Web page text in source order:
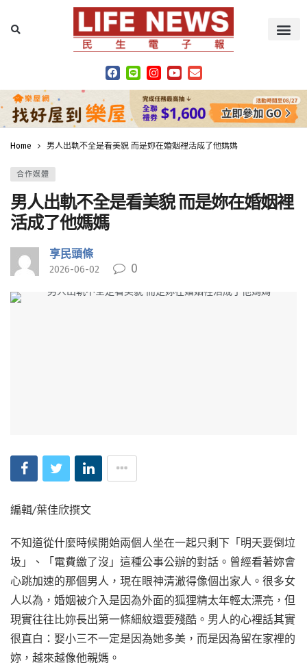
Home 男人出軌不全是看美貌 而是妳在婚姻裡活成了他媽媽
合作媒體
男人出軌不全是看美貌 而是妳在婚姻裡
活成了他媽媽
享民頭條
2026-06-02 0
編輯/葉佳欣撰文
不知道從什麼時候開始兩個人坐在一起只剩下「明天要倒垃
圾」、「電費繳了沒」這種公事公辦的對話。曾經看著妳會
心跳加速的那個男人，現在眼神清澈得像個出家人。很多女
人以為，婚姻被介入是因為外面的狐狸精太年輕太漂亮，但
現實往往比妳長出第一條細紋還要殘酷。男人的心裡話其實
很直白：娶小三不一定是因為她多美，而是因為留在家裡的
妳，越來越像他親媽。